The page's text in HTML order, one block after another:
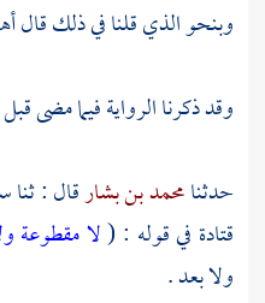
وبنحو الذي قلنا في ذلك قال
وقد ذكرنا الرواية فيما مضى
حدثنامحمد بن بشارقال : ثنا
قتادة في قوله : (لا مقطوعة
ولا بعد .